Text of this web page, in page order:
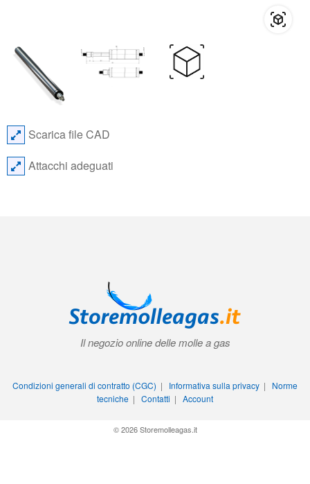
Scarica file CAD
Attacchi adeguati
Il negozio online delle molle a gas
Condizioni generali di contratto (CGC) | Informativa sulla privacy | Norme
tecniche | Contatti | Account
© 2026 Storemolleagas.it